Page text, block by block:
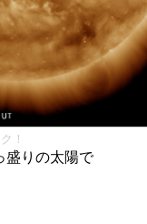
！
盛りの太陽で